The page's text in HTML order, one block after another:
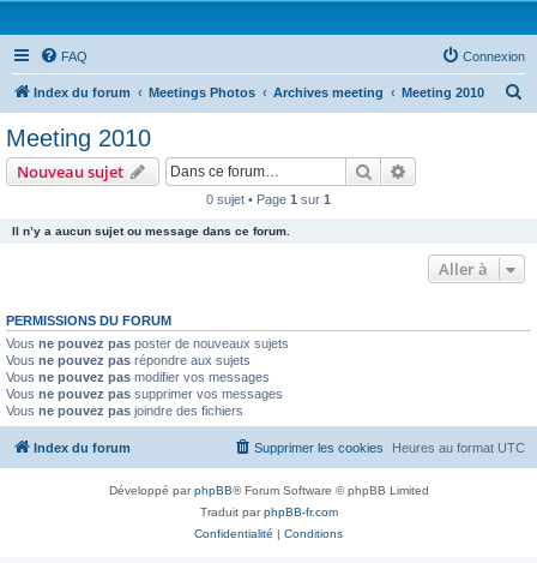
FAQ Connexion
Index du forum Meetings Photos Archives meeting Meeting 2010
Meeting 2010
Nouveau sujet Rechercher
0 sujet • Page 1 sur 1
Il n’y a aucun sujet ou message dans ce forum.
Aller à
PERMISSIONS DU FORUM
Vous ne pouvez pas poster de nouveaux sujets
Vous ne pouvez pas répondre aux sujets
Vous ne pouvez pas modifier vos messages
Vous ne pouvez pas supprimer vos messages
Vous ne pouvez pas joindre des fichiers
Index du forum Heures au format UTC
Supprimer les cookies
Développé parphpBB® Forum Software © phpBB Limited
Traduit parphpBB-fr.com
Confidentialité | Conditions